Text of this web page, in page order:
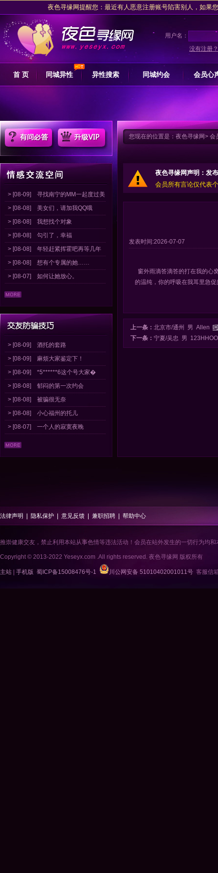
夜色寻缘网提醒您：最近有人恶意注册账号陷害别人，如
夜色交友网坚决拥护网信办关于专项整治行动的措施，抵制任何卖
请注意收藏
夜色寻缘网
夜色寻缘网提醒广大会员朋友交友过程中，
夜色寻缘网提醒您：最近有人恶意注册账号陷害别人，如
夜色交友网坚决拥护网信办关于专项整治行动的措施，抵制任何卖
请注意收藏夜色寻缘网
用户名：
没有注册？
首 页 同城异性 异性搜索 同城约会 会员心
> [08-09] 寻找南宁的MM一起度过美
> [08-08] 美女们，请加我QQ哦
> [08-08] 我想找个对象
> [08-08] 勾引了，幸福
> [08-08] 年轻赶紧挥霍吧再等几年
> [08-08] 想有个专属的她……
> [08-07] 如何让她放心。
> [08-09] 酒托的套路
> [08-09] 麻烦大家鉴定下！
> [08-09] *5******6这个号大家�
> [08-08] 郁闷的第一次约会
> [08-08] 被骗很无奈
> [08-08] 小心福州的托儿
> [08-07] 一个人的寂寞夜晚
您现在的位置是： 夜色寻缘网> 会
夜色寻缘网声明：发
会员所有言论仅代表
发表时间:2026-07-07
窗外雨滴答滴答的打在我的心
的温纯，你的呼吸在我耳里急
上一条： 北京市/通州 男 Allen
下一条： 宁夏/吴忠 男
法律声明 隐私保护 意见反馈 兼职招聘 帮助中心
推崇健康交友，禁止利用本站从事色情等违法活动！会员在站外发生的一切行为均
Copyright © 2013-2022 Yeseyx.com .All rights reserved. 夜色寻缘网 版权所有
主站 手机版 蜀ICP备15008476号-1 川公网安备 51010402001011号 客服信